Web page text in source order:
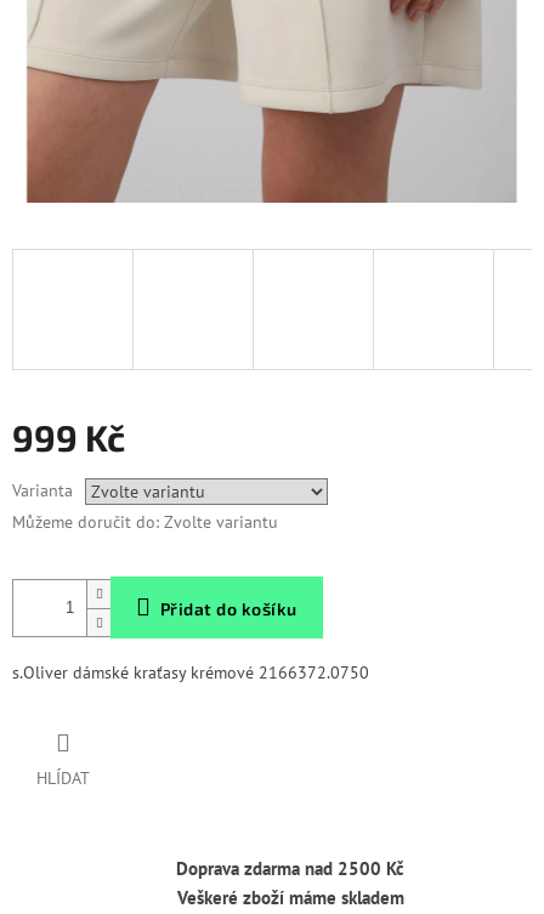
999 Kč
cena:
Varianta
Můžeme doručit do: Zvolte variantu
Přidat do košíku
s.Oliver dámské kraťasy krémové 2166372.0750
HLÍDAT
Doprava zdarma nad 2500 Kč
Veškeré zboží máme skladem